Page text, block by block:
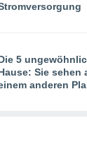
5
Sie sehen
anderen